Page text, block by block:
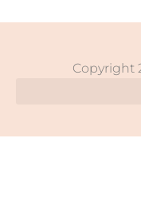
Copyright